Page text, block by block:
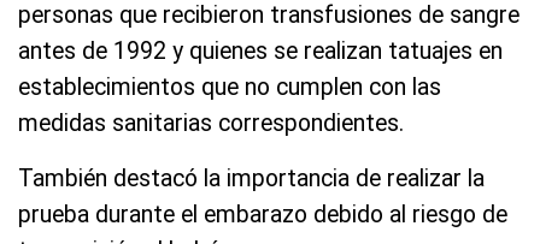
personas que recibieron transfusiones de sangre
antes de 1992 y quienes se realizan tatuajes en
establecimientos que no cumplen con las
medidas sanitarias correspondientes.
También destacó la importancia de realizar la
prueba durante el embarazo debido al riesgo de